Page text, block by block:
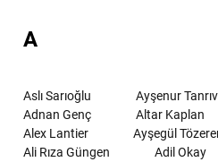
A
Aslı Sarıoğlu
Ayşenur
Adnan Genç
Altar Kaplan
Alex Lantier
Ayşegül
Ali Rıza Güngen
Adil Okay